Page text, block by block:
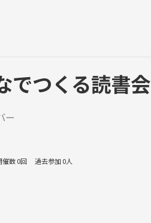
でつくる読書会
ー
催数 0回 過去参加 0人